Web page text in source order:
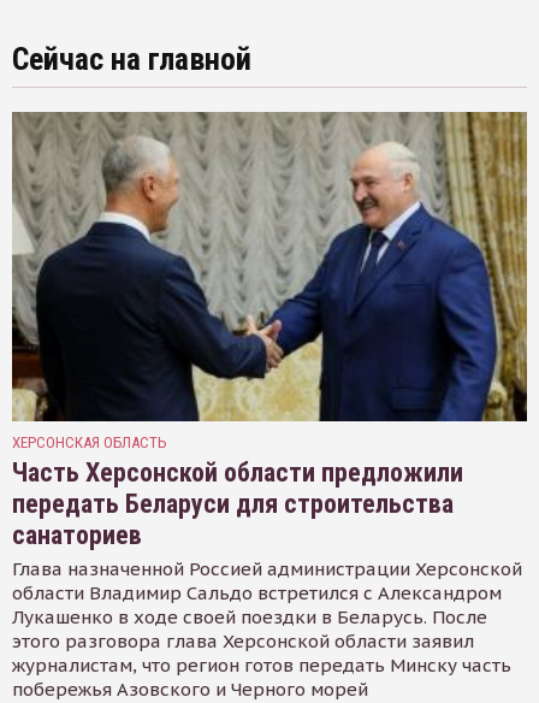
Сейчас на главной
ХЕРСОНСКАЯ ОБЛАСТЬ
Часть Херсонской области предложили
передать Беларуси для строительства
санаториев
Глава назначенной Россией администрации Херсонской
области Владимир Сальдо встретился с Александром
Лукашенко в ходе своей поездки в Беларусь. После
этого разговора глава Херсонской области заявил
журналистам, что регион готов передать Минску часть
побережья Азовского и Черного морей